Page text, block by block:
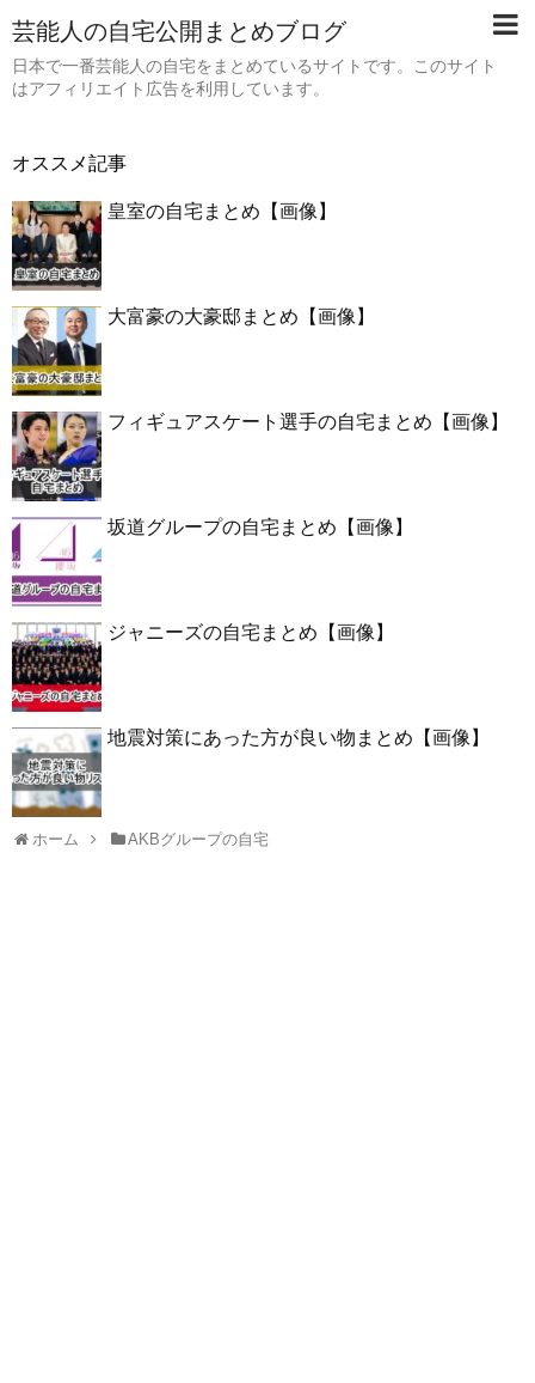
芸能人の自宅公開まとめブログ
日本で一番芸能人の自宅をまとめているサイトです。このサイト
はアフィリエイト広告を利用しています。
オススメ記事
皇室の自宅まとめ【画像】
大富豪の大豪邸まとめ【画像】
フィギュアスケート選手の自宅まとめ【画像】
坂道グループの自宅まとめ【画像】
ジャニーズの自宅まとめ【画像】
地震対策にあった方が良い物まとめ【画像】
ホーム AKBグループの自宅